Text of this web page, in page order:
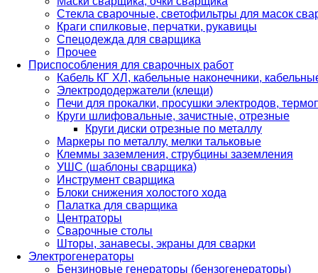
Стекла сварочные, светофильтры для масок
Краги спилковые, перчатки, рукавицы
Спецодежда для сварщика
Прочее
Приспособления для сварочных работ
Кабель КГ ХЛ, кабельные наконечники,
Электрододержатели (клещи)
Печи для прокалки, просушки электродов,
Круги шлифовальные, зачистные, отрезные
Круги диски отрезные по металлу
Маркеры по металлу, мелки тальковые
Клеммы заземления, струбцины заземления
УШС (шаблоны сварщика)
Инструмент сварщика
Блоки снижения холостого хода
Палатка для сварщика
Центраторы
Сварочные столы
Шторы, занавесы, экраны для сварки
Электрогенераторы
Бензиновые генераторы (бензогенераторы)